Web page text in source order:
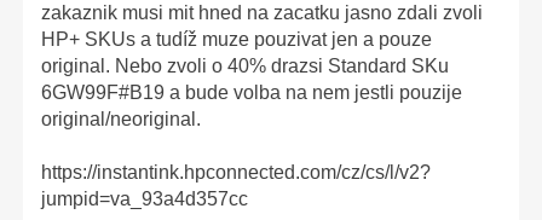
zakaznik musi mit hned na zacatku jasno zdali zvoli
HP+ SKUs a tudíž muze pouzivat jen a pouze
original. Nebo zvoli o 40% drazsi Standard SKu
6GW99F#B19 a bude volba na nem jestli pouzije
original/neoriginal.
https://instantink.hpconnected.com/cz/cs/l/v2?
jumpid=va_93a4d357cc